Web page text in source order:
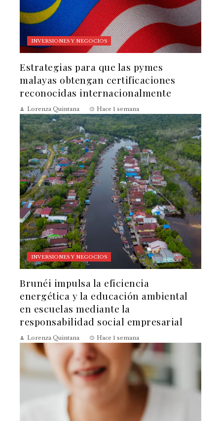
INVERSIONES Y NEGOCIOS
Estrategias para que las pymes
malayas obtengan certificaciones
reconocidas internacionalmente
Lorenza Quintana Hace 1 semana
INVERSIONES Y NEGOCIOS
Brunéi impulsa la eficiencia
energética y la educación ambiental
en escuelas mediante la
responsabilidad social empresarial
Lorenza Quintana Hace 1 semana